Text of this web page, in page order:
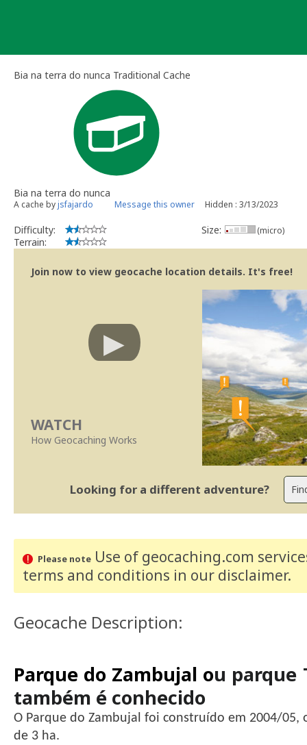
Bia na terra do nunca Traditional Cache
Bia na terra do nunca
A cache byjsfajardo Message this owner Hidden : 3/13/2023
Difficulty:
Terrain:
Size: (micro)
Join now to view geocache location details. It's free!
WATCH
How Geocaching Works
Looking for a different adventure?
Please noteUse of geocaching.com
terms and conditions in our disclaimer.
Geocache Description:
Parque do Zambujal ou parque
também é conhecido
O Parque do Zambujal foi construído em 2004/05,
de 3 ha.